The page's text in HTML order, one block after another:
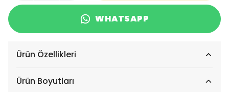
WHATSAPP
Ürün Özellikleri
Ürün Boyutları